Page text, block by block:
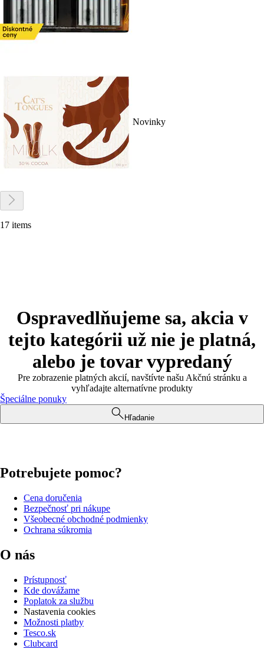
Novinky
17 items
Ospravedlňujeme sa, akcia v
tejto kategórii už nie je platná,
alebo je tovar vypredaný
Pre zobrazenie platných akcií, navštívte našu Akčnú stránku a
vyhľadajte alternatívne produkty
Špeciálne ponuky
Hľadanie
Potrebujete pomoc?
Cena doručenia
Bezpečnosť pri nákupe
Všeobecné obchodné podmienky
Ochrana súkromia
O nás
Prístupnosť
Kde dovážame
Poplatok za službu
Nastavenia cookies
Možnosti platby
Tesco.sk
Clubcard